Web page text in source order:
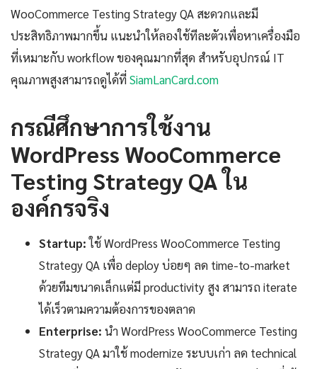
WooCommerce Testing Strategy QA สะดวกและมี
ประสิทธิภาพมากขึ้น แนะนำให้ลองใช้ทีละตัวเพื่อหาเครื่องมือ
ที่เหมาะกับ workflow ของคุณมากที่สุด สำหรับอุปกรณ์ IT
คุณภาพสูงสามารถดูได้ที่SiamLanCard.com
กรณีศึกษาการใช้งาน
WordPress WooCommerce
Testing Strategy QA ใน
องค์กรจริง
Startup:ใช้ WordPress WooCommerce Testing
Strategy QA เพื่อ deploy บ่อยๆ ลด time-to-market
ด้วยทีมขนาดเล็กแต่มี productivity สูง สามารถ iterate
ได้เร็วตามความต้องการของตลาด
Enterprise: นำ WordPress WooCommerce Testing
Strategy QA มาใช้ modernize ระบบเก่า ลด technical